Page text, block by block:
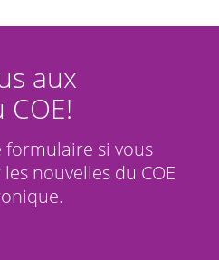
aux
si vous
nouvelles du COE